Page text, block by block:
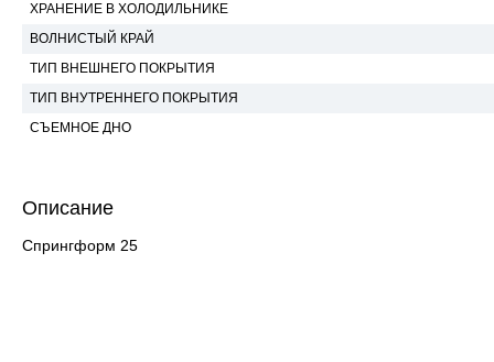
ХРАНЕНИЕ В ХОЛОДИЛЬНИКЕ
ВОЛНИСТЫЙ КРАЙ
ТИП ВНЕШНЕГО ПОКРЫТИЯ
ТИП ВНУТРЕННЕГО ПОКРЫТИЯ
СЪЕМНОЕ ДНО
Описание
Спрингформ 25